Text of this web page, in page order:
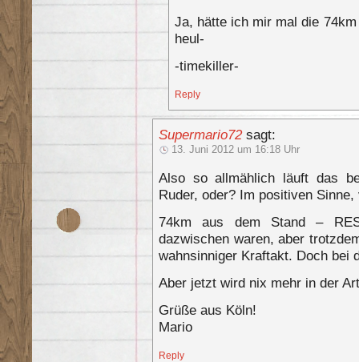
Ja, hätte ich mir mal die
heul-
-timekiller-
Reply
Supermario72 sagt:
13. Juni 2012 um 16:18 Uhr
Also so allmählich läuft das
Ruder, oder? Im positiven
74km aus dem Stand –
dazwischen waren, aber
wahnsinniger Kraftakt. Doch bei
Aber jetzt wird nix mehr in der
Grüße aus Köln!
Mario
Reply